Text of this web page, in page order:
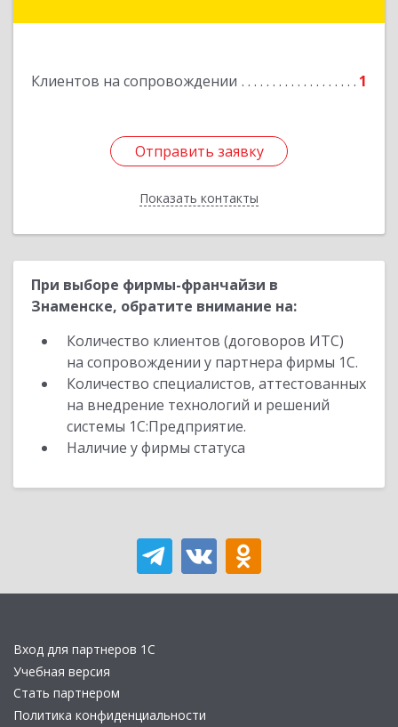
Клиентов на сопровождении 1
Отправить заявку
Показать контакты
Отправить заявку
Назад
При выборе фирмы-франчайзи в
Знаменске, обратите внимание на:
Количество клиентов (договоров ИТС)
на сопровождении у партнера фирмы 1С.
Количество специалистов, аттестованных
на внедрение технологий и решений
системы 1С:Предприятие.
Наличие у фирмы статуса
Вход для партнеров 1С
Учебная версия
Стать партнером
Политика конфиденциальности